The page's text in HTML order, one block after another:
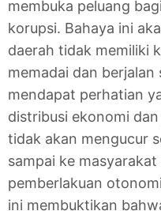
membuka peluang
korupsi. Bahaya ini
daerah tidak memiliki
memadai dan berjalan
mendapat perhatian
distribusi ekonomi
tidak akan mengucur
sampai ke
pemberlakuan
ini membuktikan